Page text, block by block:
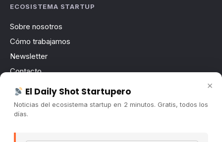
ECOSISTEMA STARTUP
Sobre nosotros
Cómo trabajamos
Newsletter
Contacto
Publicidad
Convocatorias
×
El Daily Shot Startupero
Noticias del ecosistema startup en 2 minutos. Gratis, todos los
días.